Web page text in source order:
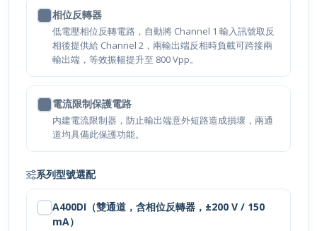
相位反轉器
低電壓相位反轉電路，自動將 Channel 1 輸入訊號取反
相後提供給 Channel 2，兩輸出端反相時負載可跨接兩
輸出端，等效振幅提升至 800 Vpp。
電流限制保護電路
內建電流限制器，防止輸出端意外短路造成損壞，兩通
道均具備此保護功能。
系列型號選配
A400DI（雙通道，含相位反轉器，±200 V / 150
mA）